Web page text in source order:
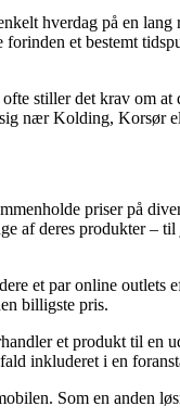
hverdag på en
et bestemt
stiller det krav om
nær Kolding,
priser på
af deres produkter –
et par online
billigste pris.
et produkt til en
inkluderet i en
Som en